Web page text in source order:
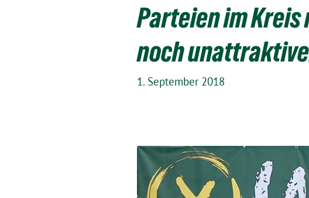
Parteien im Kreis
noch
1. September 2018